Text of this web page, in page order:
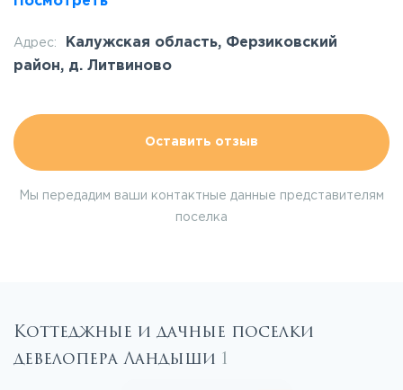
Адрес:
Калужская область, Ферзиковский
район, д. Литвиново
Оставить отзыв
Мы передадим ваши контактные данные представителям
поселка
Коттеджные и дачные поселки
девелопера Ландыши 1